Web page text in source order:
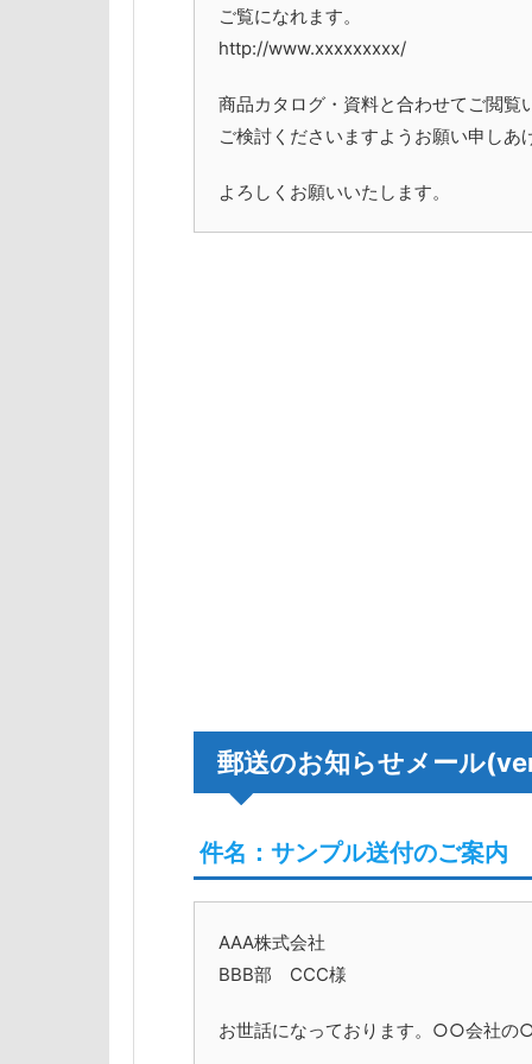
ご覧になれます。
http://www.xxxxxxxxx/
商品カタログ・資料と合わせてご閲覧
ご検討くださいますようお願い申しあ
よろしくお願いいたします。
郵送のお知らせメール
件名：サンプル送付のご案内
AAA株式会社
BBB部 CCC様
お世話になっております。○○会社の